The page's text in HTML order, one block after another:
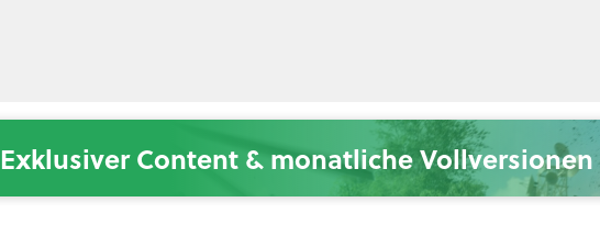
Exklusiver Content & monatliche Vollversionen